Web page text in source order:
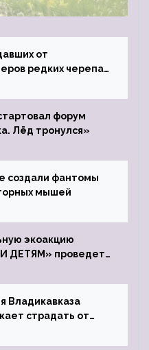
от
редких черепах
форум
Лёд тронулся»
создали фантомы
мышей
экоакцию
ДЕТЯМ» проведет
Владикавказа
страдать от